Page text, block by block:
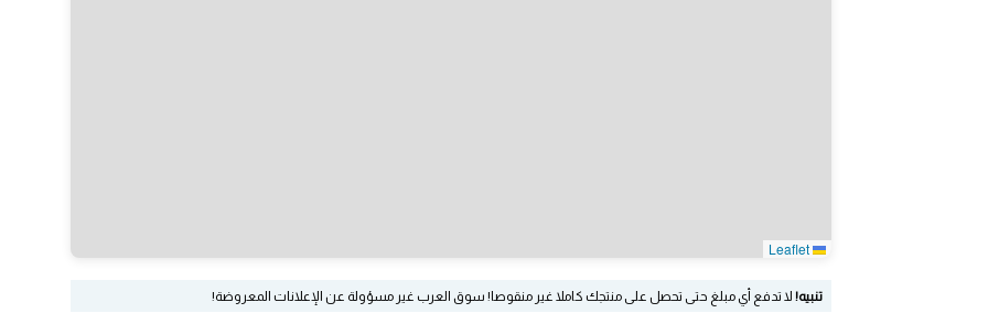
تنبيه! لا تدفع أي مبلغ حتى تحصل على منتجك كاملا غير منقوصا! سوق العرب غير مسؤولة عن الإعلانات المعروضة!